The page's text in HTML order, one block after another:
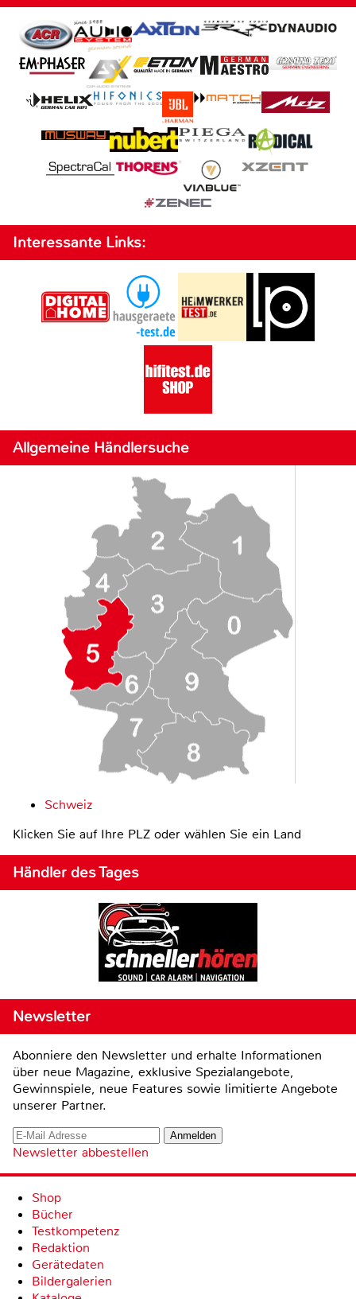
Interessante Links:
Allgemeine Händlersuche
Schweiz
Klicken Sie auf Ihre PLZ oder wählen Sie ein Land
Händler des Tages
Newsletter
Abonniere den Newsletter und erhalte Informationen
über neue Magazine, exklusive Spezialangebote,
Gewinnspiele, neue Features sowie limitierte Angebote
unserer Partner.
Newsletter abbestellen
Shop
Bücher
Testkompetenz
Redaktion
Gerätedaten
Bildergalerien